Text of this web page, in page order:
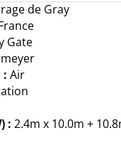
de Gray
Gate
: Air
: 2.4m x 10.0m +